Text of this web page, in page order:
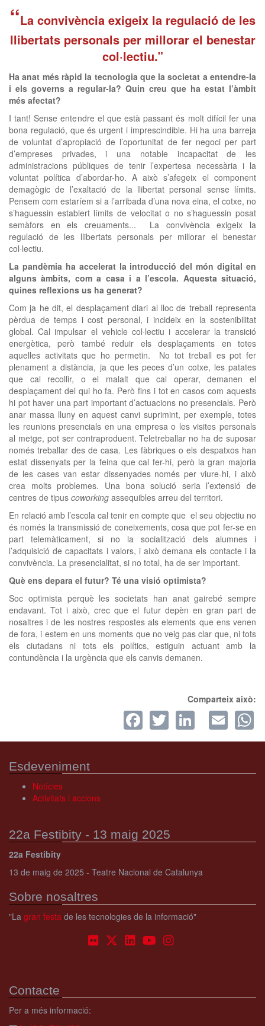
“La convivència exigeix la regulació de les
llibertats personals per millorar el benestar
col·lectiu.”
Ha anat més ràpid la tecnologia que la societat a entendre-la
i els governs a regular-la? Quin creu que ha estat l’àmbit
més afectat?
I tant! Sense entendre el que està passant és molt difícil fer una
bona regulació, que és urgent i imprescindible. Hi ha una barreja
de voluntat d’apropiació de l’oportunitat de fer negoci per part
d’empreses privades, i una notable incapacitat de les
administracions públiques de tenir l’expertesa necessària i la
voluntat política d’abordar-ho. A això s’afegeix el component
demagògic de l’exaltació de la llibertat personal sense límits.
Pensem com estaríem si a l’arribada d’una nova eina, el cotxe, no
s’haguessin establert límits de velocitat o no s’haguessin posat
semàfors en els creuaments... La convivència exigeix la
regulació de les llibertats personals per millorar el benestar
col·lectiu.
La pandèmia ha accelerat la introducció del món digital en
alguns àmbits, com a casa i a l’escola. Aquesta situació,
quines reflexions us ha generat?
Com ja he dit, el desplaçament diari al lloc de treball representa
pèrdua de temps i cost personal, i incideix en la sostenibilitat
global. Cal impulsar el vehicle col·lectiu i accelerar la transició
energètica, però també reduir els desplaçaments en totes
aquelles activitats que ho permetin. No tot treball es pot fer
plenament a distància, ja que les peces d’un cotxe, les patates
que cal recollir, o el malalt que cal operar, demanen el
desplaçament del qui ho fa. Però fins i tot en casos com aquests
hi pot haver una part important d’actuacions no presencials. Però
anar massa lluny en aquest canvi suprimint, per exemple, totes
les reunions presencials en una empresa o les visites personals
al metge, pot ser contraproduent. Teletreballar no ha de suposar
només treballar des de casa. Les fàbriques o els despatxos han
estat dissenyats per la feina que cal fer-hi, però la gran majoria
de les cases van estar dissenyades només per viure-hi, i això
crea molts problemes. Una bona solució seria l’extensió de
centres de tipus coworking assequibles arreu del territori.
En relació amb l’escola cal tenir en compte que el seu objectiu no
és només la transmissió de coneixements, cosa que pot fer-se en
part telemàticament, si no la socialització dels alumnes i
l’adquisició de capacitats i valors, i això demana els contacte i la
convivència. La presencialitat, si no total, ha de ser important.
Què ens depara el futur? Té una visió optimista?
Soc optimista perquè les societats han anat gairebé sempre
endavant. Tot i això, crec que el futur depèn en gran part de
nosaltres i de les nostres respostes als elements que ens venen
de fora, i estem en uns moments que no veig pas clar que, ni tots
els ciutadans ni tots els polítics, estiguin actuant amb la
contundència i la urgència que els canvis demanen.
Comparteix això:
Facebook
Twitter
Esdeveniment
Notícies
Activitats i accions
22a Festibity - 13 maig 2025
22a Festibity
13 de maig de 2025 - Teatre Nacional de Catalunya
Sobre nosaltres
"La gran festa de les tecnologies de la informació"
Contacte
Per a més informació: